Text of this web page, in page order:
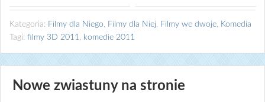
Kategoria: Filmy dla Niego, Filmy dla Niej, Filmy we dwoje, Komedia
Tagi: filmy 3D 2011, komedie 2011
Nowe zwiastuny na stronie